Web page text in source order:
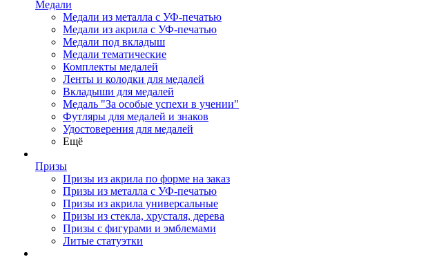
Медали
Медали из металла с УФ-печатью
Медали из акрила с УФ-печатью
Медали под вкладыш
Медали тематические
Комплекты медалей
Ленты и колодки для медалей
Вкладыши для медалей
Медаль "За особые успехи в учении"
Футляры для медалей и знаков
Удостоверения для медалей
Ещё
Призы
Призы из акрила по форме на заказ
Призы из металла с УФ-печатью
Призы из акрила универсальные
Призы из стекла, хрусталя, дерева
Призы с фигурами и эмблемами
Литые статуэтки